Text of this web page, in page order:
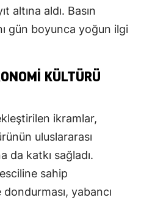
altına aldı. Basın
gün boyunca yoğun ilgi
KÜLTÜRÜ
ikramlar,
uluslararası
da katkı sağladı.
sahip
yabancı